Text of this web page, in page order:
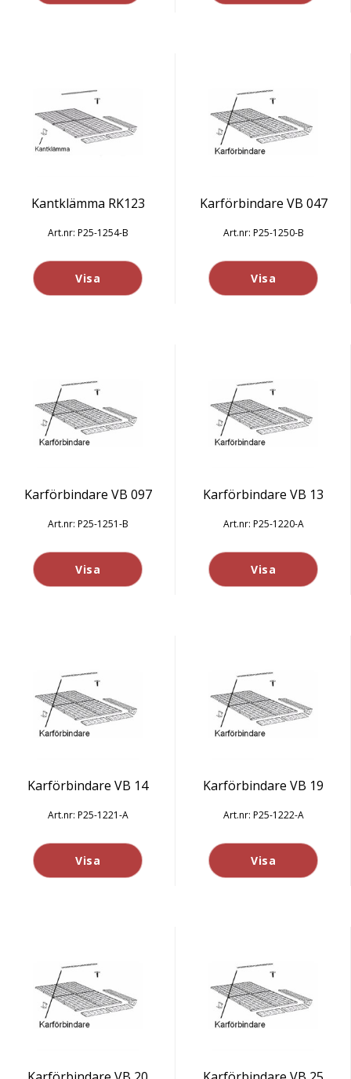
Kantklämma RK123
P25-1254-B
Visa
Karförbindare VB 047
P25-1250-B
Visa
Karförbindare VB 097
P25-1251-B
Visa
Karförbindare VB 13
P25-1220-A
Visa
Karförbindare VB 14
P25-1221-A
Visa
Karförbindare VB 19
P25-1222-A
Visa